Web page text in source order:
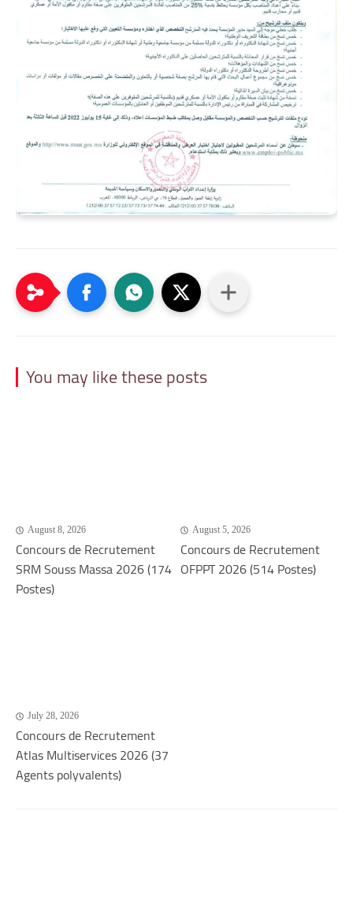
You may like these posts
August 8, 2026
Concours de Recrutement
SRM Souss Massa 2026 (174
Postes)
August 5, 2026
Concours de Recrutement
OFPPT 2026 (514 Postes)
July 28, 2026
Concours de Recrutement
Atlas Multiservices 2026 (37
Agents polyvalents)